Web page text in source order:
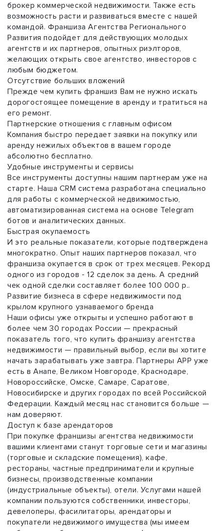
брокер коммерческой недвижимости. Также есть
возможность расти и развиваться вместе с нашей
командой. Франшиза Агентства Регионального
Развития подойдет для действующих молодых
агентств и их партнеров, опытных риэлторов,
желающих открыть свое агентство, инвесторов с
любым бюджетом.
Отсутствие больших вложений
Прежде чем купить франшиз Вам не нужно искать
дорогостоящее помещение в аренду и тратиться на
его ремонт.
Партнерские отношения с главным офисом
Компания быстро передает заявки на покупку или
аренду нежилых объектов в вашем городе
абсолютно бесплатно.
Удобные инструменты и сервисы
Все инструменты доступны нашим партнерам уже на
старте. Наша CRM система разработана специально
для работы с коммерческой недвижимостью,
автоматизированная система на основе Telegram
ботов и аналитических данных.
Быстрая окупаемость
И это реальные показатели, которые подтверждена
многократно. Опыт наших партнеров показал, что
франшиза окупается в срок от трех месяцев. Рекорд
одного из городов - 12 сделок за день. А средний
чек одной сделки составляет более 100 000 р..
Развитие бизнеса в сфере недвижимости под
крылом крупного узнаваемого бренда
Наши офисы уже открыты и успешно работают в
более чем 30 городах России — прекрасный
показатель того, что купить франшизу агентства
недвижимости — правильный выбор, если вы хотите
начать зарабатывать уже завтра. Партнеры АРР уже
есть в Анапе, Великом Новгороде, Краснодаре,
Новороссийске, Омске, Самаре, Саратове,
Новосибирске и других городах по всей Российской
Федерации. Каждый месяц нас становится больше —
нам доверяют.
Доступ к базе арендаторов
При покупке франшизы агентства недвижимости
вашими клиентами станут торговые сети и магазины
(торговые и складские помещения), кафе,
рестораны, частные предприниматели и крупные
бизнесы, производственные компании
(индустриальные объекты), отели. Услугами нашей
компании пользуются собственники, инвесторы,
девелоперы, фасилитаторы, арендаторы и
покупатели недвижимого имущества (мы имеем